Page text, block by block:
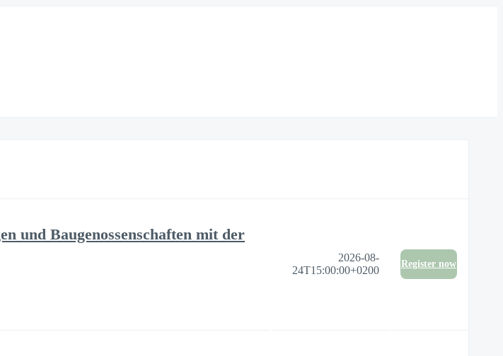
und Baugenossenschaften mit der
2026-08-
24T15:00:00+0200
Register now